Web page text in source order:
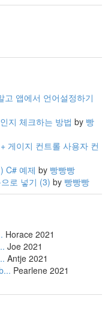
고 앱에서 언어설정하기
지 체크하는 방법 by 빵
게이지 컨트롤 사용자 컨
C# 예제 by 빵빵빵
로 넣기 (3) by 빵빵빵
Horace 2021
Joe 2021
Antje 2021
Pearlene 2021